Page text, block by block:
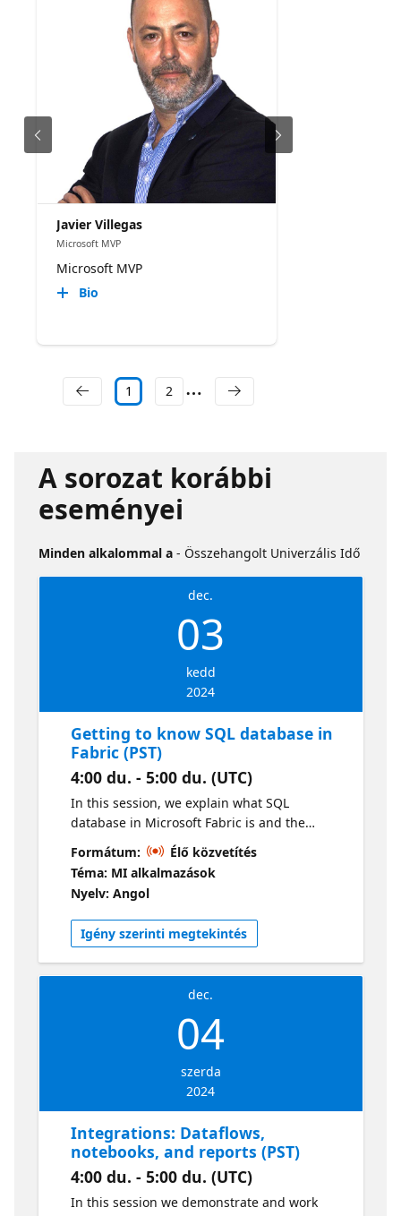
Javier Villegas
Microsoft MVP
Microsoft MVP
Bio
1 2
A sorozat korábbi
eseményei
Minden alkalommal a - Összehangolt Univerzális Idő
dec.
03
kedd
2024
Getting to know SQL database in
Fabric (PST)
4:00 du. - 5:00 du. (UTC)
In this session, we explain what SQL
database in Microsoft Fabric is and the
benefits of leveraging a database that is
embeddeded within the Fabric ecosystem.
We also demonstrate some initial "getting
started" steps for those new to Fabric and/or
SQL database in Microsoft Fabric. Live
sessions will be available in two time zones.
If you are looking for an earlier session, visit
this series
Formátum:
Élő közvetítés
Téma: MI alkalmazások
Nyelv: Angol
Igény szerinti megtekintés
dec.
04
szerda
2024
Integrations: Dataflows,
notebooks, and reports (PST)
4:00 du. - 5:00 du. (UTC)
In this session we demonstrate and work